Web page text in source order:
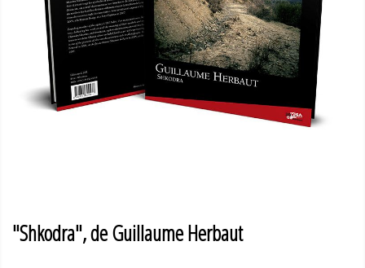
"Shkodra", de Guillaume Herbaut